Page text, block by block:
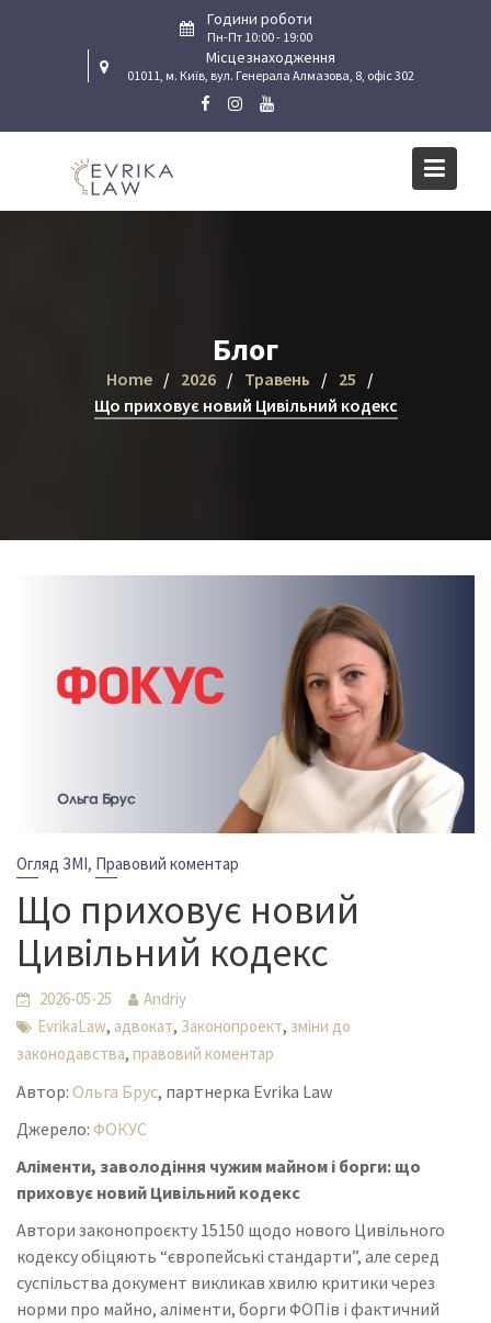
Години роботи
Пн-Пт 10:00 - 19:00
Місцезнаходження
01011, м. Київ, вул. Генерала Алмазова, 8, офіс 302
Блог
Home 2026 Травень
25
Що приховує новий Цивільний кодекс
Огляд ЗМІ, Правовий коментар
Що приховує новий
Цивільний кодекс
2026-05-25
Andriy
EvrikaLaw, адвокат, Законопроект, зміни до
законодавства, правовий коментар
Автор: Ольга Брус, партнерка Evrika Law
Джерело: ФОКУС
Аліменти, заволодіння чужим майном і борги: що
приховує новий Цивільний кодекс
Автори законопроєкту 15150 щодо нового Цивільного
кодексу обіцяють “європейські стандарти”, але серед
суспільства документ викликав хвилю критики через
норми про майно, аліменти, борги ФОПів і фактичний